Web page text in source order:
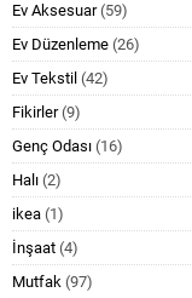
Ev Aksesuar(59)
Ev Düzenleme (26)
Ev Tekstil (42)
Fikirler(9)
Genç Odası (16)
Halı (2)
ikea (1)
İnşaat (4)
Mutfak (97)